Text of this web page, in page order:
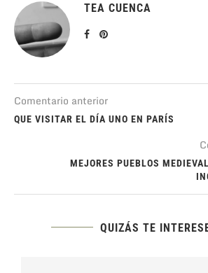
TEA CUENCA
Comentario anterior
QUE VISITAR EL DÍA UNO EN PARÍS
MEJORES PUEBLOS
QUIZÁS TE